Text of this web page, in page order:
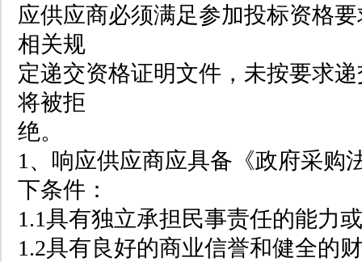
应供应商必须满足参加投标资格
相关规
定递交资格证明文件，未按要求
将被拒
绝。
1、响应供应商应具备《政府采购
下条件：
1.1具有独立承担民事责任的能力
1.2具有良好的商业信誉和健全的